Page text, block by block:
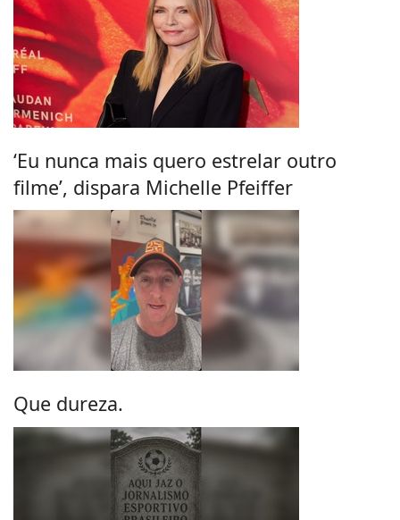
‘Eu nunca mais quero estrelar outro
filme’, dispara Michelle Pfeiffer
Que dureza.